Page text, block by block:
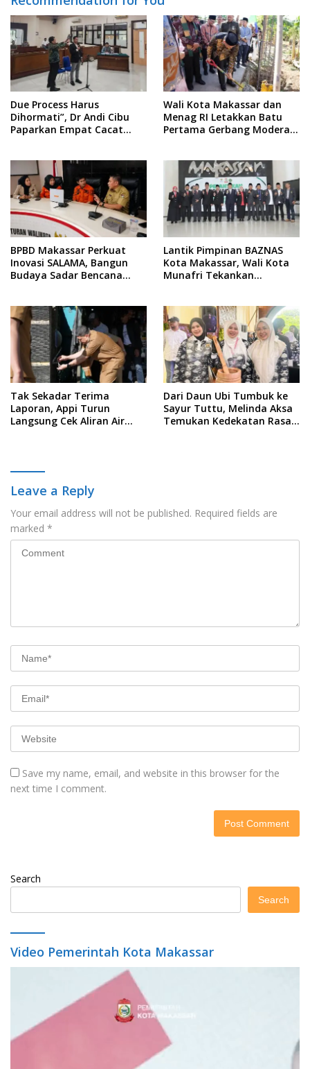
Due Process Harus
Dihormati”, Dr Andi Cibu
Paparkan Empat Cacat
Wali Kota Makassar dan
Menag RI Letakkan Batu
Pertama Gerbang Moderasi
BPBD Makassar Perkuat
Inovasi SALAMA, Bangun
Budaya Sadar Bencana
Lantik Pimpinan BAZNAS
Kota Makassar, Wali Kota
Munafri Tekankan
Data
Tak Sekadar Terima
Laporan, Appi Turun
Langsung Cek Aliran Air
Dari Daun Ubi Tumbuk ke
Sayur Tuttu, Melinda Aksa
Temukan Kedekatan Rasa
Leave a Reply
Your email address will not be published. Required fields are
marked *
Save my name, email, and website in this browser for the
next time I comment.
Search
Search
Video Pemerintah Kota Makassar